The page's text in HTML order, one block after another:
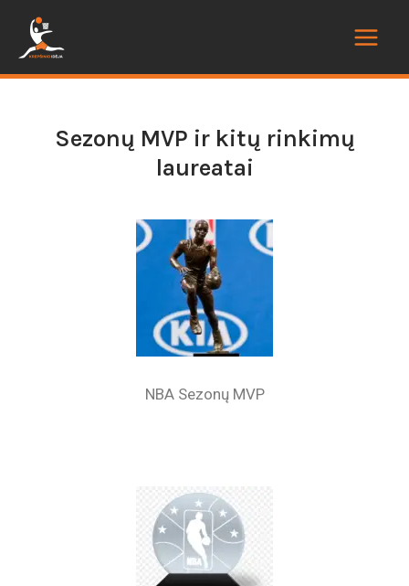
Sezonų MVP ir kitų rinkimų
laureatai
NBA Sezonų MVP